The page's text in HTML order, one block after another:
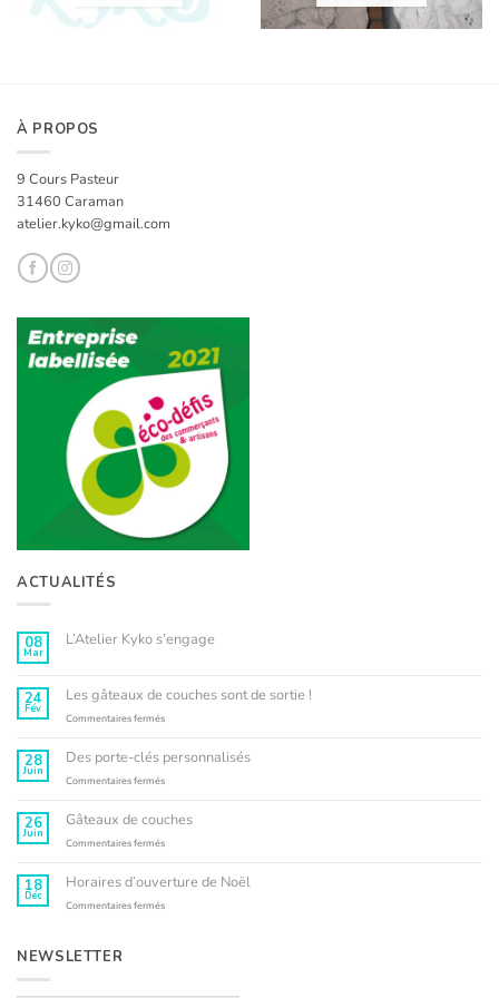
À PROPOS
9 Cours Pasteur
31460 Caraman
atelier.kyko@gmail.com
ACTUALITÉS
08
Mar
L’Atelier Kyko s’engage
L’Atelier
Kyko
s’engage
24
Fév
Les gâteaux de couches sont de sortie !
Commentaires ferméssur
de
couches
sortie
!
28
Juin
Des porte-clés personnalisés
Commentaires ferméssur
clés
personnalisés
26
Juin
Gâteaux de couches
Commentaires ferméssur
couches
18
Déc
Horaires d’ouverture de Noël
Commentaires ferméssur
NEWSLETTER